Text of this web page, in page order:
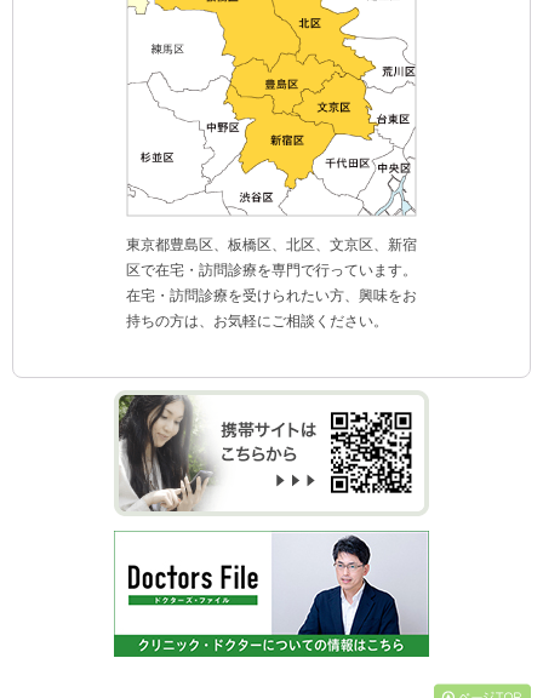
東京都豊島区、板橋区、北区、文京区、新宿
区で在宅・訪問診療を専門で行っています。
在宅・訪問診療を受けられたい方、興味をお
持ちの方は、お気軽にご相談ください。